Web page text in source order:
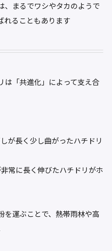
、まるでワシやタカのようで
れることもあります
は「共進化」によって支え合
が長く少し曲がったハチドリ
常に長く伸びたハチドリがホ
を運ぶことで、熱帯雨林や高